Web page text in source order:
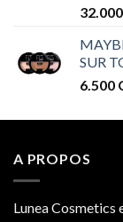
32.000
SUR
6.500
A PROPOS
Lunea Cosmetics